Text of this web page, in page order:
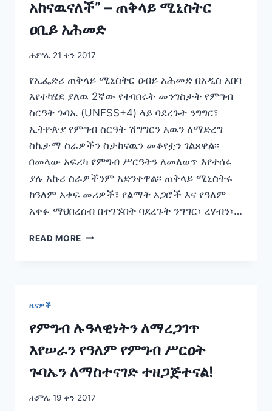
አከናዉናለች” – ጠቅላይ ሚኒስትር
ዐቢይ አሕመድ
ሐምሌ 21 ቀን 2017
የኢፌድሪ ጠቅላይ ሚኒስትር ዐብይ አሕመድ በአዲስ አበባ
እየተካሄደ ያለዉ 2ኛው የተባበሩት መንግስታት የምግብ
ስርዓት ጉባኤ (UNFSS+4) ላይ ባደረጉት ንግግር፣
ኢትዮጵያ የምግብ ስርዓት ሽግግርን እዉን ለማድረግ
ስኬታማ ስራዎችን ስታከናዉን መቆየቷን ገልጸዋል፡፡
በመላው አፍሪካ የምግብ ሥርዓትን ለመለወጥ እየተሰሩ
ያሉ አኩሪ ስራዎችንም አድንቀዋል፡፡ ጠቅላይ ሚኒስትሩ
ከዓለም አቀፍ መሪዎች፣ የልማት አጋሮች እና የዓለም
አቀፉ ማህበረሰብ በተገኙበት ባደረጉት ንግግር፣ ረሃብን፣…
READ MORE “ኢትዮጵያ
ስራዎችን
አከናዉናለች”
–
ሚኒስትር
አሕመድ
ዜናዎች
የምግብ ሉዓላዊነትን ለማረጋገጥ
እየሠራን የዓለም የምግብ ሥርዐት
ጉባኤን ለማስተናገድ ተዘጋጅተናል!
ሐምሌ 19 ቀን 2017